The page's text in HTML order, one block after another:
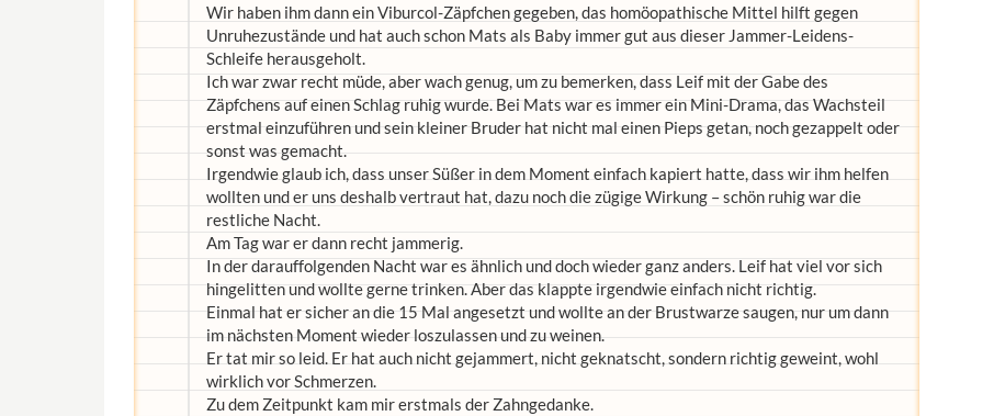
Wir haben ihm dann ein Viburcol-Zäpfchen gegeben, das homöopathische Mittel hilft gegen
Unruhezustände und hat auch schon Mats als Baby immer gut aus dieser Jammer-Leidens-
Schleife herausgeholt.
Ich war zwar recht müde, aber wach genug, um zu bemerken, dass Leif mit der Gabe des
Zäpfchens auf einen Schlag ruhig wurde. Bei Mats war es immer ein Mini-Drama, das Wachsteil
erstmal einzuführen und sein kleiner Bruder hat nicht mal einen Pieps getan, noch gezappelt oder
sonst was gemacht.
Irgendwie glaub ich, dass unser Süßer in dem Moment einfach kapiert hatte, dass wir ihm helfen
wollten und er uns deshalb vertraut hat, dazu noch die zügige Wirkung – schön ruhig war die
restliche Nacht.
Am Tag war er dann recht jammerig.
In der darauffolgenden Nacht war es ähnlich und doch wieder ganz anders. Leif hat viel vor sich
hingelitten und wollte gerne trinken. Aber das klappte irgendwie einfach nicht richtig.
Einmal hat er sicher an die 15 Mal angesetzt und wollte an der Brustwarze saugen, nur um dann
im nächsten Moment wieder loszulassen und zu weinen.
Er tat mir so leid. Er hat auch nicht gejammert, nicht geknatscht, sondern richtig geweint, wohl
wirklich vor Schmerzen.
Zu dem Zeitpunkt kam mir erstmals der Zahngedanke.